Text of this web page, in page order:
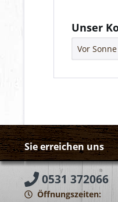
Unser
Vor
Sie erreichen uns
0531 372066
Öffnungszeiten: